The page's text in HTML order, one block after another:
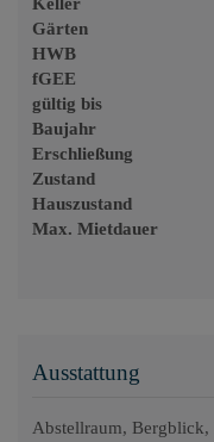
Gärten
HWB
fGEE
gültig bis
Baujahr
Erschließung
Zustand
Hauszustand
Max. Mietdauer
Ausstattung
Abstellraum Bergblick